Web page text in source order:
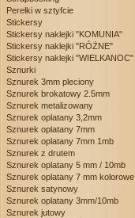
Perełki w sztyfcie
Stickersy
Stickersy naklejki "KOMUNIA"
Stickersy naklejki "RÓŻNE"
Stickersy naklejki "WIELKANOC"
Sznurki
Sznurek 3mm pleciony
Sznurek brokatowy 2.5mm
Sznurek metalizowany
Sznurek oplatany 3,2mm
Sznurek oplatany 7mm
Sznurek oplatany 7mm 1mb
Sznurek z drutem
Sznurek oplatany 5 mm / 10mb
Sznurek oplatany 7 mm kolorowe
Sznurek satynowy
Sznurek oplatany 3mm/10mb
Sznurek jutowy